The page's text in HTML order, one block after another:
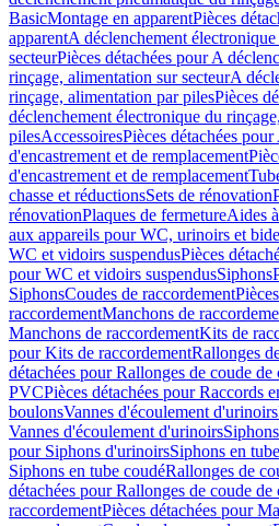
BasicMontage en apparentPièces
apparentA déclenchement
secteurPièces détachées pour A
rinçage, alimentation sur secteurA
rinçage, alimentation par pilesPièces
déclenchement électronique du
pilesAccessoiresPièces détachées
d'encastrement et de remplacement
d'encastrement et de remplacement
chasse et réductionsSets de rénovation
rénovationPlaques de fermetureAides
aux appareils pour WC, urinoirs et
WC et vidoirs suspendusPièces
pour WC et vidoirs suspendusSiphons
SiphonsCoudes de raccordement
raccordementManchons de
Manchons de raccordementKits de
pour Kits de raccordementRallonges
détachées pour Rallonges de coude de
PVCPièces détachées pour Raccords
boulonsVannes d'écoulement d'urinoirs
Vannes d'écoulement d'urinoirs
pour Siphons d'urinoirsSiphons en
Siphons en tube coudéRallonges de
détachées pour Rallonges de coude de
raccordementPièces détachées pour